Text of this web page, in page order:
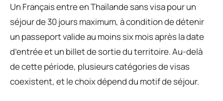
Un Français entre en Thaïlande sans visa pour un
séjour de 30 jours maximum, à condition de détenir
un passeport valide au moins six mois après la date
d’entrée et un billet de sortie du territoire. Au-delà
de cette période, plusieurs catégories de visas
coexistent, et le choix dépend du motif de séjour.